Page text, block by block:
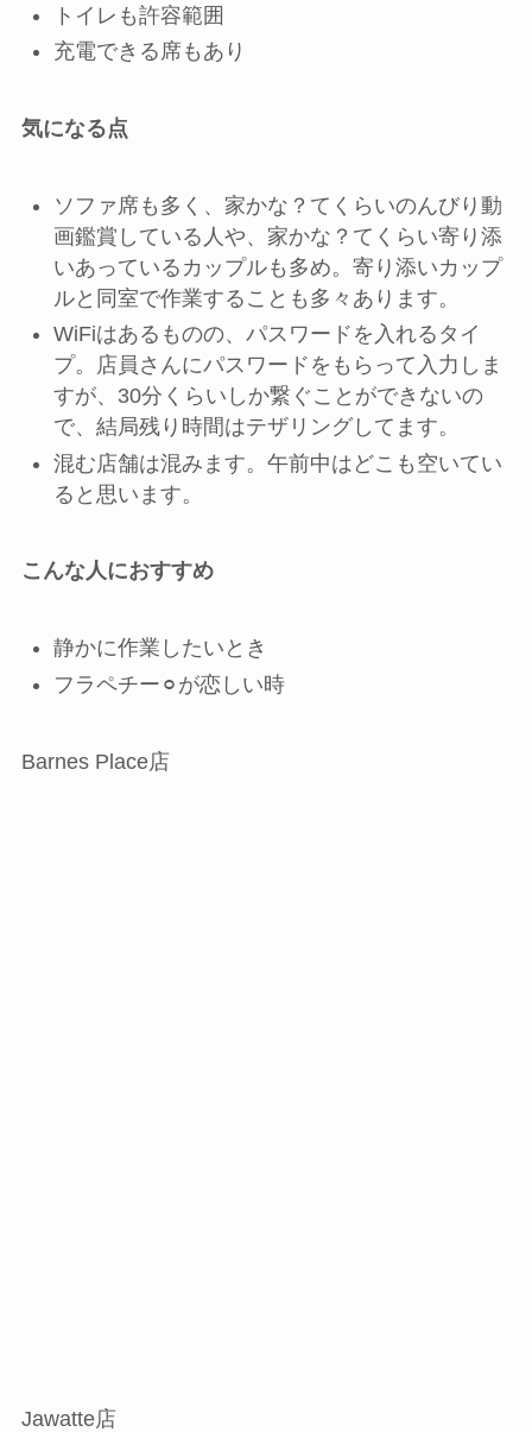
トイレも許容範囲
充電できる席もあり
気になる点
ソファ席も多く、家かな？てくらいのんびり動
画鑑賞している人や、家かな？てくらい寄り添
いあっているカップルも多め。寄り添いカップ
ルと同室で作業することも多々あります。
WiFiはあるものの、パスワードを入れるタイ
プ。店員さんにパスワードをもらって入力しま
すが、30分くらいしか繋ぐことができないの
で、結局残り時間はテザリングしてます。
混む店舗は混みます。午前中はどこも空いてい
ると思います。
こんな人におすすめ
静かに作業したいとき
フラペチー⚪︎が恋しい時
Barnes Place店
Jawatte店